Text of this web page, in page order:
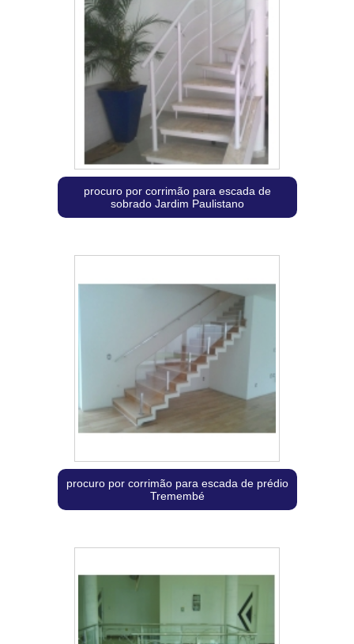
procuro por corrimão para escada de
sobrado Jardim Paulistano
procuro por corrimão para escada de prédio
Tremembé